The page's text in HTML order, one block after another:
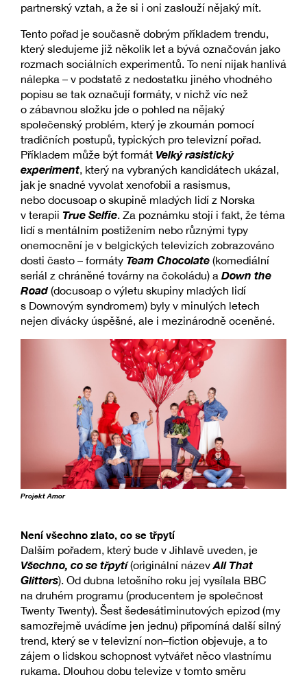
partnerský vztah, a že si i oni zaslouží nějaký mít.
Tento pořad je současně dobrým příkladem trendu,
který sledujeme již několik let a bývá označován jako
rozmach sociálních experimentů. To není nijak hanlivá
nálepka – v podstatě z nedostatku jiného vhodného
popisu se tak označují formáty, v nichž víc než
o zábavnou složku jde o pohled na nějaký
společenský problém, který je zkoumán pomocí
tradičních postupů, typických pro televizní pořad.
Příkladem může být formát Velký rasistický
experiment, který na vybraných kandidátech ukázal,
jak je snadné vyvolat xenofobii a rasismus,
nebo docusoap o skupině mladých lidí z Norska
v terapii True Selfie. Za poznámku stojí i fakt, že téma
lidí s mentálním postižením nebo různými typy
onemocnění je v belgických televizích zobrazováno
dosti často – formáty Team Chocolate (komediální
seriál z chráněné továrny na čokoládu) a Down the
Road (docusoap o výletu skupiny mladých lidí
s Downovým syndromem) byly v minulých letech
nejen divácky úspěšné, ale i mezinárodně oceněné.
Projekt Amor
Není všechno zlato, co se třpytí
Dalším pořadem, který bude v Jihlavě uveden, je
Všechno, co se třpytí(originální názevAll That
Glitters). Od dubna letošního roku jej vysílala BBC
na druhém programu (producentem je společnost
Twenty Twenty). Šest šedesátiminutových epizod (my
samozřejmě uvádíme jen jednu) připomíná další silný
trend, který se v televizní non–fiction objevuje, a to
zájem o lidskou schopnost vytvářet něco vlastnímu
rukama. Dlouhou dobu televize v tomto směru